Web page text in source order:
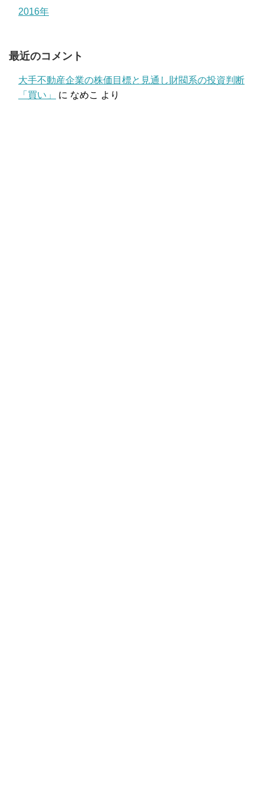
2016年
最近のコメント
大手不動産企業の株価目標と見通し財閥系の投資判断
「買い」
に なめこ より